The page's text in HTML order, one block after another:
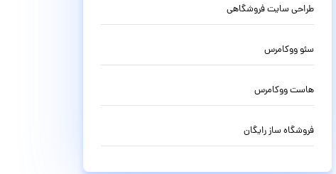
طراحی سایت فروشگاهی
سئو ووکامرس
هاست ووکامرس
فروشگاه ساز رایگان